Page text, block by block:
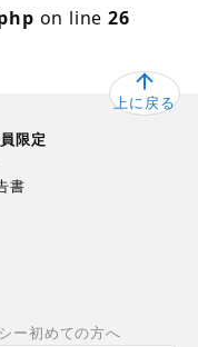
on line26
上に戻る
限定
書
ー初めての方へ